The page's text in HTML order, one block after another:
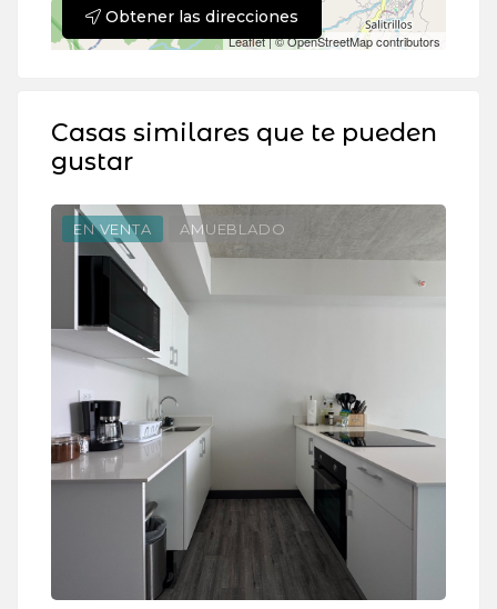
Leaflet| ©OpenStreetMapcontributors
Obtener las direcciones
Casas similares que te pueden
gustar
EN VENTA AMUEBLADO